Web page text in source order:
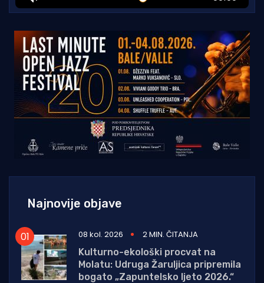
Najnovije objave
08 kol. 2026
2 MIN. ČITANJA
Kulturno-ekološki procvat na
Molatu: Udruga Žaruljica pripremila
bogato „Zapuntelsko ljeto 2026.“